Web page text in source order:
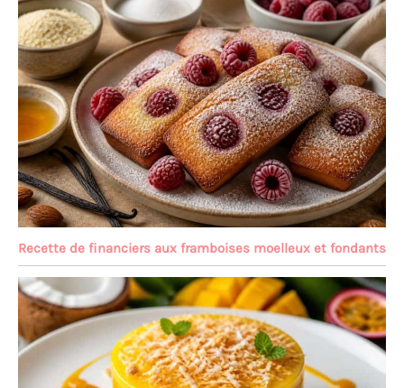
Recette de financiers aux framboises moelleux et fondants